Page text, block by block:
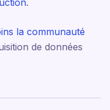
.
la communauté
de données